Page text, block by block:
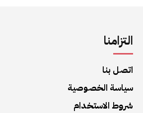
التزامنا
اتصل بنا
سياسة الخصوصية
شروط الاستخدام